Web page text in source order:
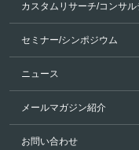
カスタムリサーチ/コンサ
セミナー/シンポジウム
ニュース
メールマガジン紹介
お問い合わせ